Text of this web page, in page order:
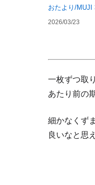
おたより/MUJI
2026/03/23
一枚ずつ取
あたり前の
細かなくず
良いなと思